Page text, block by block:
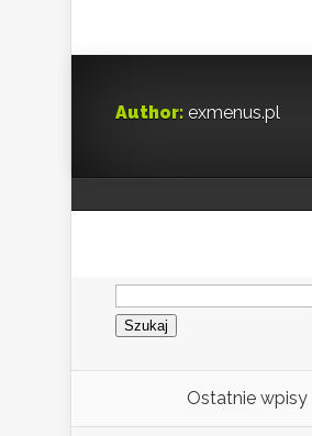
Author: exmenus.pl
Szukaj:
Ostatnie wpisy